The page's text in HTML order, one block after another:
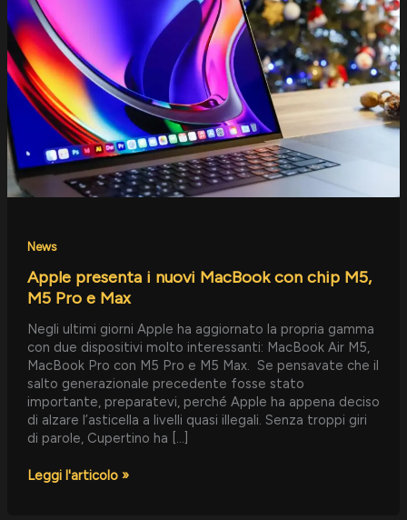
News
Apple presenta i nuovi MacBook con chip M5,
M5 Pro e Max
Negli ultimi giorni Apple ha aggiornato la propria gamma
con due dispositivi molto interessanti: MacBook Air M5,
MacBook Pro con M5 Pro e M5 Max. Se pensavate che il
salto generazionale precedente fosse stato
importante, preparatevi, perché Apple ha appena deciso
di alzare l’asticella a livelli quasi illegali. Senza troppi giri
di parole, Cupertino ha […]
MacBook
con
chip
M5,
M5
Pro
Leggi l'articolo »